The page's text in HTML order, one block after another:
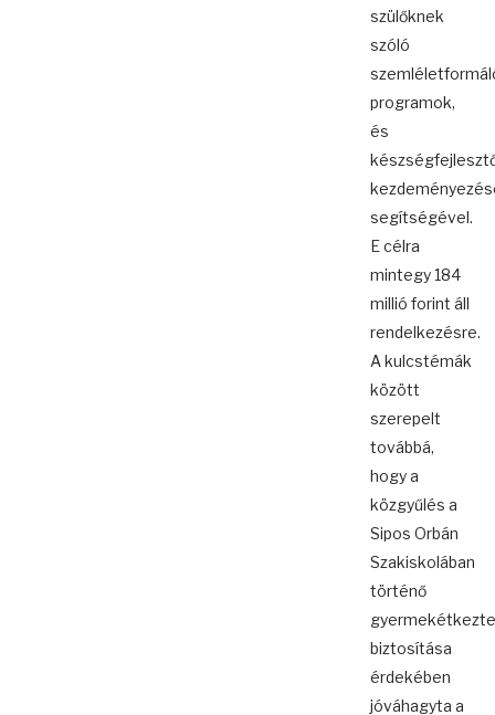
szülőknek
szóló
programok,
és
segítségével.
E célra
mintegy 184
millió forint áll
rendelkezésre.
A kulcstémák
között
szerepelt
továbbá,
hogy a
közgyűlés a
Sipos Orbán
Szakiskolában
történő
biztosítása
érdekében
jóváhagyta a